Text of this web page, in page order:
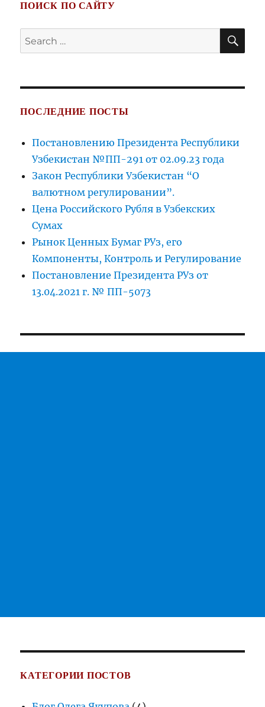
ПОИСК ПО САЙТУ
Search
for:
ПОСЛЕДНИЕ ПОСТЫ
Постановлению Президента Республики
Узбекистан №ПП-291 от 02.09.23 года
Закон Республики Узбекистан “О
валютном регулировании”.
Цена Российского Рубля в Узбекских
Сумах
Рынок Ценных Бумаг РУз, его
Компоненты, Контроль и Регулирование
Постановление Президента РУз от
13.04.2021 г. № ПП-5073
КАТЕГОРИИ ПОСТОВ